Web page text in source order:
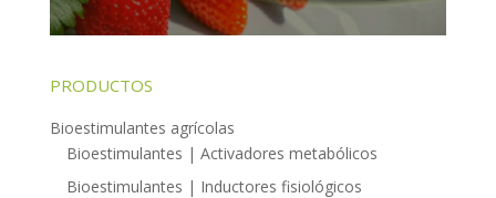
PRODUCTOS
Bioestimulantes agrícolas
Bioestimulantes | Activadores metabólicos
Bioestimulantes | Inductores fisiológicos